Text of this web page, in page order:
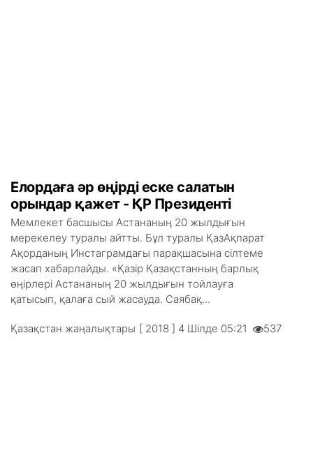
Елордаға әр өңірді еске салатын
орындар қажет - ҚР Президенті
Мемлекет басшысы Астананың 20 жылдығын
мерекелеу туралы айтты. Бұл туралы ҚазАқпарат
Ақорданың Инстаграмдағы парақшасына сілтеме
жасап хабарлайды. «Қазір Қазақстанның барлық
өңірлері Астананың 20 жылдығын тойлауға
қатысып, қалаға сый жасауда. Саябақ...
Қазақстан жаңалықтары [ 2018 ] 4 Шілде 05:21 537